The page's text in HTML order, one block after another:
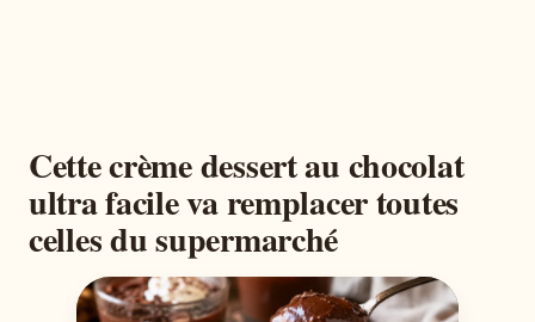
Cette crème dessert au chocolat
ultra facile va remplacer toutes
celles du supermarché